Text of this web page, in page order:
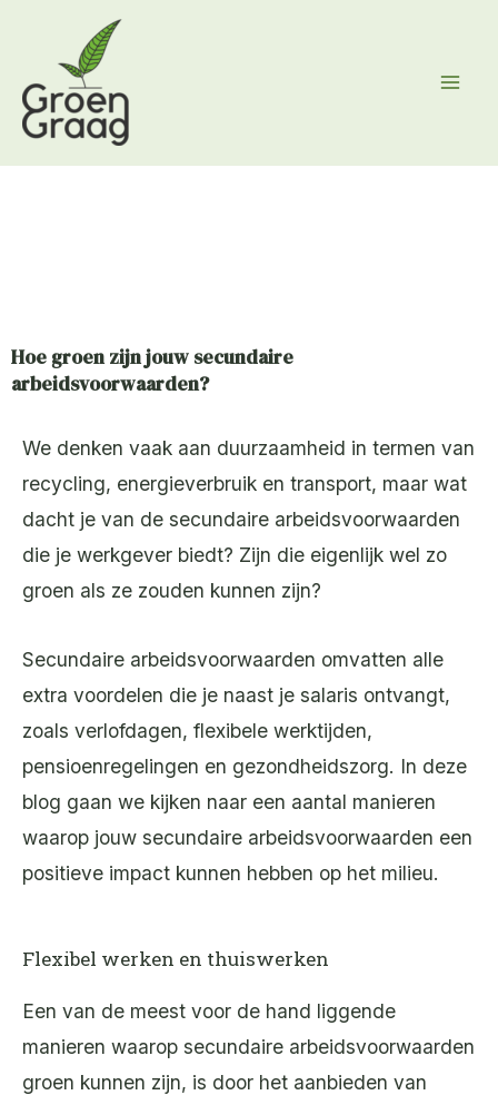
inhoud
Hoe groen zijn jouw secundaire
arbeidsvoorwaarden?
We denken vaak aan duurzaamheid in termen van
recycling, energieverbruik en transport, maar wat
dacht je van de secundaire arbeidsvoorwaarden
die je werkgever biedt? Zijn die eigenlijk wel zo
groen als ze zouden kunnen zijn?
Secundaire arbeidsvoorwaarden omvatten alle
extra voordelen die je naast je salaris ontvangt,
zoals verlofdagen, flexibele werktijden,
pensioenregelingen en gezondheidszorg. In deze
blog gaan we kijken naar een aantal manieren
waarop jouw secundaire arbeidsvoorwaarden een
positieve impact kunnen hebben op het milieu.
Flexibel werken en thuiswerken
Een van de meest voor de hand liggende
manieren waarop secundaire arbeidsvoorwaarden
groen kunnen zijn, is door het aanbieden van